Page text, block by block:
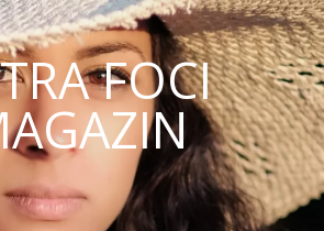
FOCI